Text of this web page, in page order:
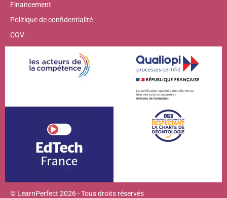
Financement
Politique de confidentialité
CGV
© LearnPerfect 2026 - Tous droits réservés